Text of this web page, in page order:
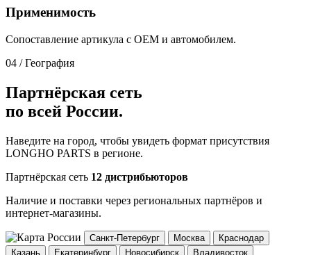
Применимость
Сопоставление артикула с OEM и автомобилем.
04 / География
Партнёрская сеть
по всей России.
Наведите на город, чтобы увидеть формат присутствия
LONGHO PARTS в регионе.
Партнёрская сеть 12 дистрибьюторов
Наличие и поставки через региональных партнёров и
интернет-магазины.
Санкт-Петербург Москва
Краснодар
Казань
Екатеринбург Новосибирск
Владивосток